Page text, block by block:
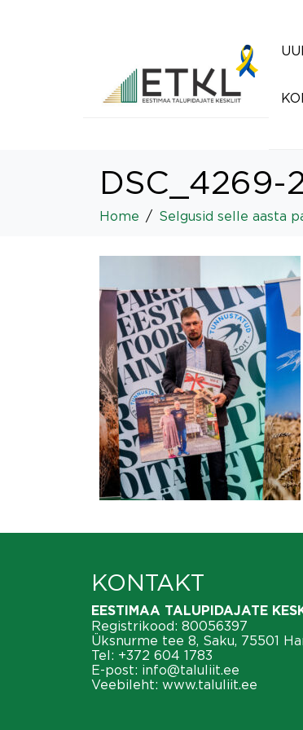
DSC_4269-
Home Selgusid selle aasta
KONTAKT
EESTIMAA TALUPIDAJATE
Registrikood: 80056397
Üksnurme tee 8, Saku, 75501
Tel: +372 604 1783
E-post: info@taluliit.ee
Veebileht: www.taluliit.ee